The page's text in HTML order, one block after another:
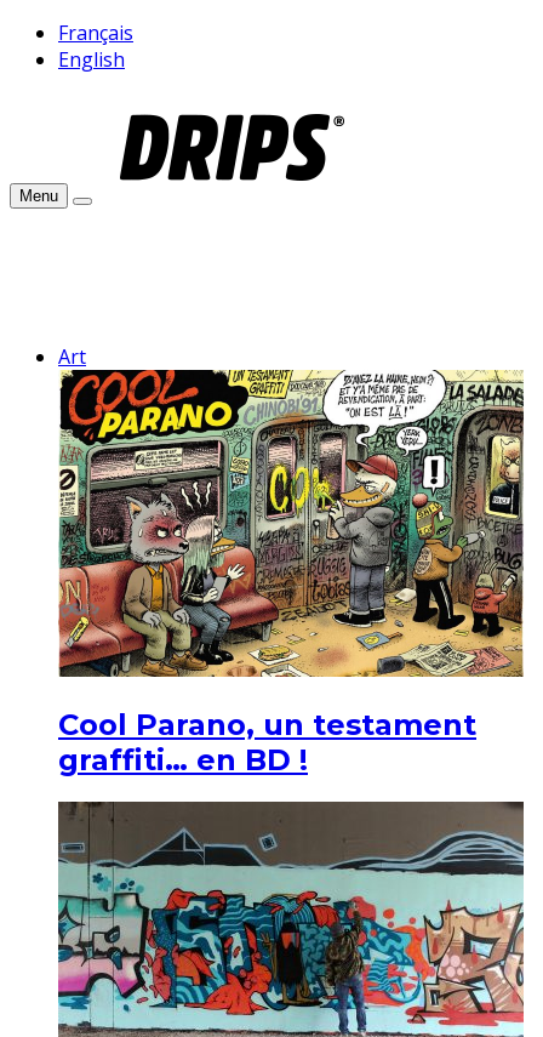
Français
English
Menu
Art
Cool Parano, un testament
graffiti… en BD !